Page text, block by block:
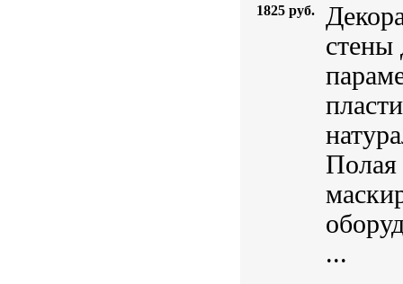
1825 руб.
стены
Полая
...